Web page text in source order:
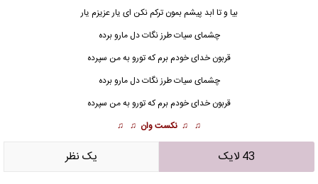
بیا و تا ابد پیشم بمون ترکم نکن ای یار عزیزم یار
چشمای سیات طرز نگات دل مارو برده
قربون خدای خودم برم که تورو به من سپرده
چشمای سیات طرز نگات دل مارو برده
قربون خدای خودم برم که تورو به من سپرده
♫ ♫ نکست وان ♫ ♫
43 لایک يک نظر